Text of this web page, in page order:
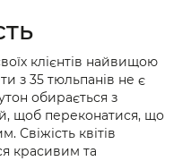
клієнтів найвищою
з 35 тюльпанів не є
обирається з
щоб переконатися, що
Свіжість квітів
красивим та